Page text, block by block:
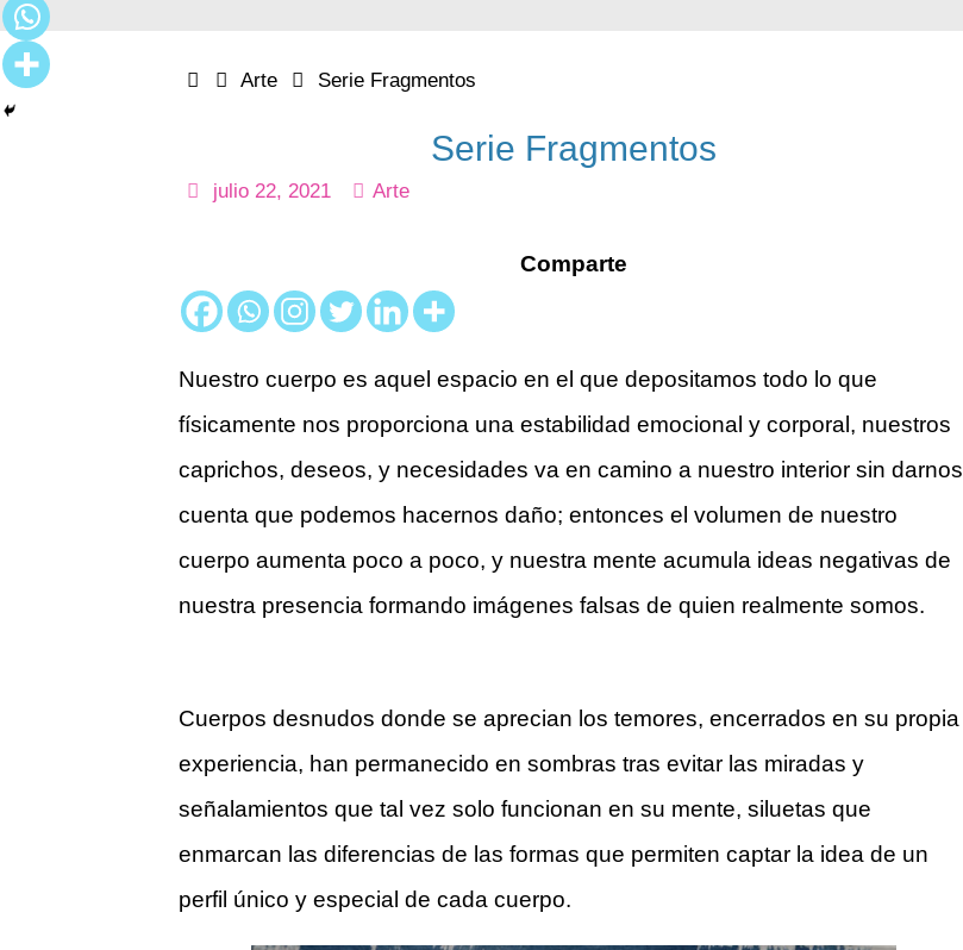
HomeArte Serie Fragmentos
Serie Fragmentos
julio 22, 2021 Arte
Comparte
Nuestro cuerpo es aquel espacio en el que depositamos todo lo que
físicamente nos proporciona una estabilidad emocional y corporal, nuestros
caprichos, deseos, y necesidades va en camino a nuestro interior sin darnos
cuenta que podemos hacernos daño; entonces el volumen de nuestro
cuerpo aumenta poco a poco, y nuestra mente acumula ideas negativas de
nuestra presencia formando imágenes falsas de quien realmente somos.
Cuerpos desnudos donde se aprecian los temores, encerrados en su propia
experiencia, han permanecido en sombras tras evitar las miradas y
señalamientos que tal vez solo funcionan en su mente, siluetas que
enmarcan las diferencias de las formas que permiten captar la idea de un
perfil único y especial de cada cuerpo.